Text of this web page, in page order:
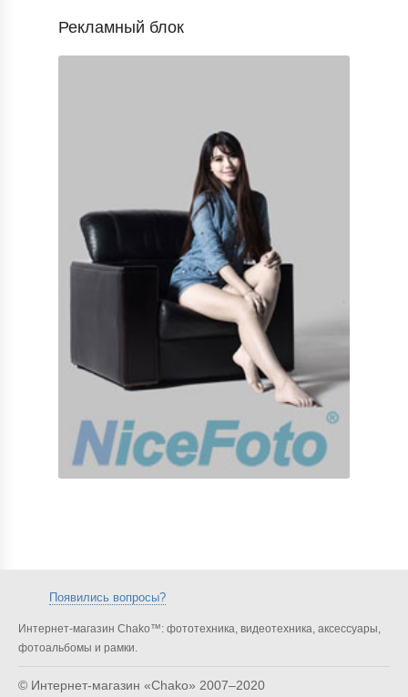
Рекламный блок
Появились вопросы?
Интернет-магазин Chako™: фототехника, видеотехника, аксессуары,
фотоальбомы и рамки.
© Интернет-магазин «Chako» 2007–2020